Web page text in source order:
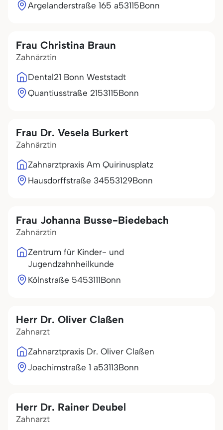
Argelanderstraße 165 a53115Bonn
Frau Christina Braun
Zahnärztin
Dental21 Bonn Weststadt
Quantiusstraße 2153115Bonn
Frau Dr. Vesela Burkert
Zahnärztin
Zahnarztpraxis Am Quirinusplatz
Hausdorffstraße 34553129Bonn
Frau Johanna Busse-Biedebach
Zahnärztin
Zentrum für Kinder- und
Jugendzahnheilkunde
Kölnstraße 5453111Bonn
Herr Dr. Oliver Claßen
Zahnarzt
Zahnarztpraxis Dr. Oliver Claßen
Joachimstraße 1 a53113Bonn
Herr Dr. Rainer Deubel
Zahnarzt